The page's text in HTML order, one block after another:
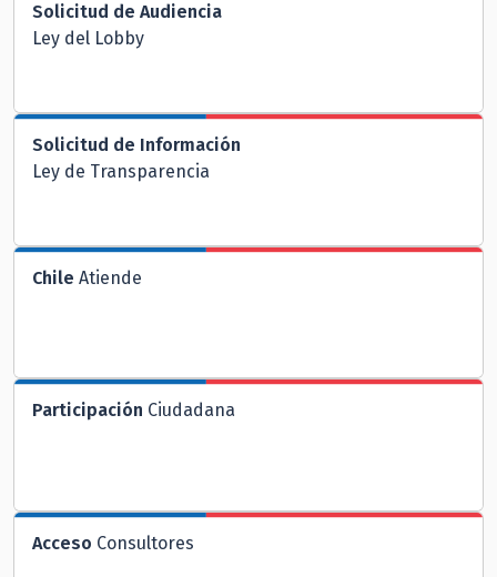
Solicitud de Audiencia
Ley del Lobby
Solicitud de Información
Ley de Transparencia
Chile Atiende
Participación Ciudadana
Acceso Consultores